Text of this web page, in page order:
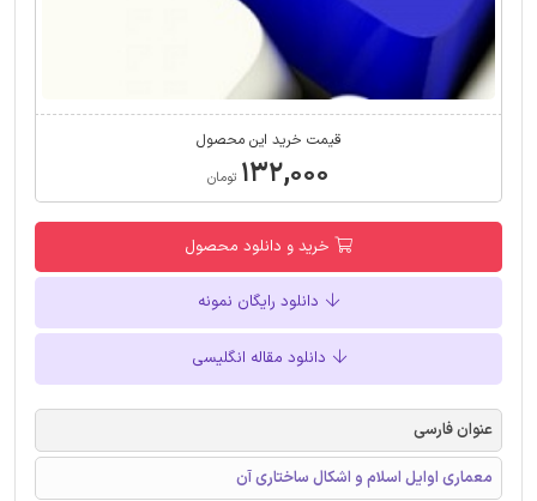
قیمت خرید این محصول
۱۳۲,۰۰۰ تومان
خرید و دانلود محصول
دانلود رایگان نمونه
دانلود مقاله انگلیسی
عنوان فارسی
معماری اوایل اسلام و اشکال ساختاری آن